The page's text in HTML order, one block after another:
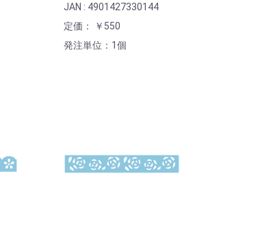
JAN : 4901427330144
定価： ￥550
発注単位：1個